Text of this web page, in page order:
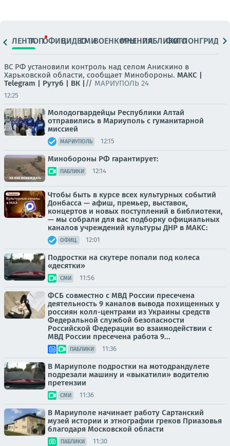
ЛЕНТАТОПОФИЦ.ВИДЕОСМИВОЕНКОРЫМНЕНИЯПАБЛИКИ
ФОТОЛОНГРИДЫ
ВС РФ установили контроль над селом Анискино в
Харьковской области, сообщает Минобороны. МАКС |
Telegram | Рутуб | ВК | // МАРИУПОЛЬ 24
12:25
Молодогвардейцы Республики Алтай
отправились в Мариуполь с гуманитарной
миссией
МАРИУПОЛЬ 12:15
Минобороны РФ гарантирует:
ПАБЛИКИ 12:14
Чтобы быть в курсе всех культурных событий
Донбасса — афиш, премьер, выставок,
концертов и новых поступлений в библиотеки,
— мы собрали для вас подборку официальных
каналов учреждений культуры ДНР в МАКС:
ОФИЦ. 12:01
Подростки на скутере попали под колеса
«десятки»
СМИ 11:56
ФСБ совместно с МВД России пресечена
деятельность 9 каналов вывода похищенных у
россиян колл-центрами из Украины средств
Федеральной службой безопасности
Российской Федерации во взаимодействии с
МВД России пресечена работа 9...
ПАБЛИКИ 11:36
В Мариуполе подростки на мотодрандулете
подрезали машину и «выкатили» водителю
претензии
СМИ 11:36
В Мариуполе начинает работу Сартанский
музей истории и этнографии греков Приазовья
благодаря Московской области
ПАБЛИКИ 11:30